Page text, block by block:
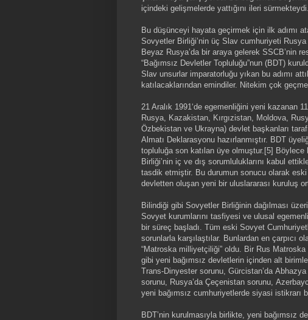
içindeki gelişmelerde yattığını ileri
Bu düşünceyi hayata geçirmek için ilk adımı
Sovyetler Birliği’nin üç Slav cumhuriyeti
Beyaz Rusya’da bir araya gelerek SSCB’nin
“Bağımsız Devletler Topluluğu”nun (BDT)
Slav unsurlar imparatorluğu yıkan bu adımı
katılacaklarından emindiler. Nitekim çok
21 Aralık 1991‘de egemenliğini yeni kazanan
Rusya, Kazakistan, Kırgızistan, Moldova,
Özbekistan ve Ukrayna) devlet başkanları
Almatı Deklarasyonu hazırlanmıştır. BDT
topluluğa son katılan üye olmuştur.[5]
Birliği’nin iç ve dış sorumluluklarını kabul
tasdik etmiştir. Bu durumun sonucu olarak
devletten oluşan yeni bir uluslararası kuruluş
Bilindiği gibi Sovyetler Birliğinin dağılması
Sovyet kurumlarını tasfiyesi ve ulusal
bir süreç başladı. Tüm eski Sovyet
sorunlarla karşılaştılar. Bunlardan en çarpıcı
“Matroska milliyetçiliği” oldu. Bir Rus Matroska
gibi yeni bağımsız devletlerin içinden alt
Trans-Dinyester sorunu, Gürcistan’da
sorunu, Rusya’da Çeçenistan sorunu,
yeni bağımsız cumhuriyetlerde siyasi istikrarı
BDT’nin kurulmasıyla birlikte, yeni bağımsız